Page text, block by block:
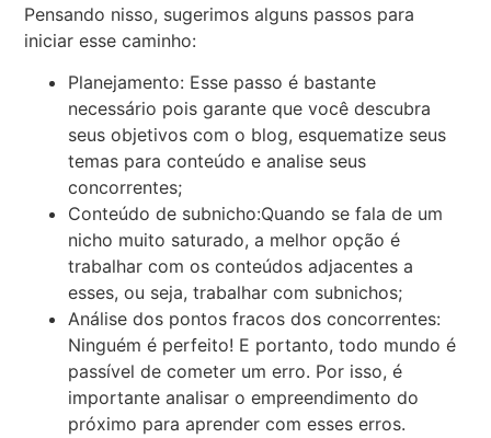
Pensando nisso, sugerimos alguns passos para
iniciar esse caminho:
Planejamento: Esse passo é bastante
necessário pois garante que você descubra
seus objetivos com o blog, esquematize seus
temas para conteúdo e analise seus
concorrentes;
Conteúdo de subnicho:Quando se fala de um
nicho muito saturado, a melhor opção é
trabalhar com os conteúdos adjacentes a
esses, ou seja, trabalhar com subnichos;
Análise dos pontos fracos dos concorrentes:
Ninguém é perfeito! E portanto, todo mundo é
passível de cometer um erro. Por isso, é
importante analisar o empreendimento do
próximo para aprender com esses erros.